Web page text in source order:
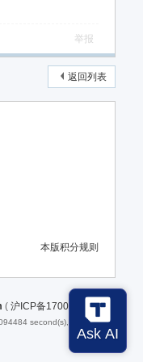
举报
返回列表
本版积分规则
(沪ICP备17008231号-1
second(s), 23 queries .